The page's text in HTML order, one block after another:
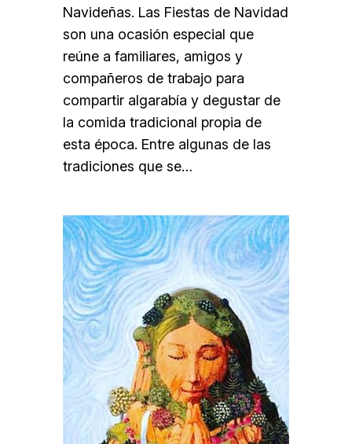
Navideñas. Las Fiestas de Navidad
son una ocasión especial que
reúne a familiares, amigos y
compañeros de trabajo para
compartir algarabía y degustar de
la comida tradicional propia de
esta época. Entre algunas de las
tradiciones que se…